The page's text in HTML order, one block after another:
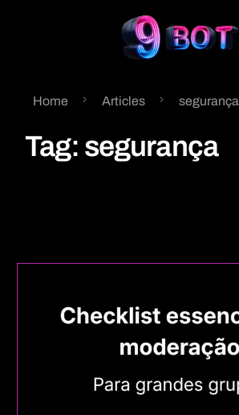
Home Articles segurança
Tag: segurança
Português